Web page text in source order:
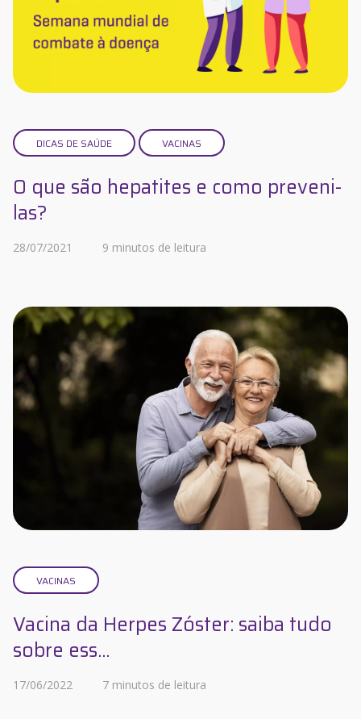
DICAS DE SAÚDE VACINAS
O que são hepatites e como preveni-
las?
28/07/2021 9 minutos de leitura
VACINAS
Vacina da Herpes Zóster: saiba tudo
sobre ess...
17/06/2022 7 minutos de leitura